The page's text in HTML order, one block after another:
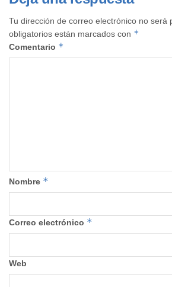
Tu dirección de correo electrónico no será
obligatorios están marcados con *
Comentario *
Nombre *
Correo electrónico *
Web